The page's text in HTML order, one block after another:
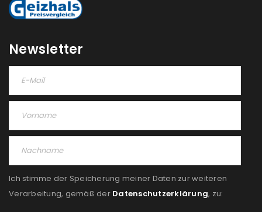
Anmeldeformular geschützt durch
ANMELDEN
PASSWORT VERGESSEN?
REGISTRIEREN
E-Mail-Adresse
Newsletter
Ich stimme der Speicherung meiner Daten zur weiteren
Verarbeitung, gemäß der Datenschutzerklärung, zu: